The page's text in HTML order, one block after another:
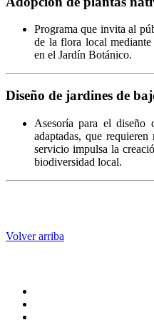
Programa que invita al
de la flora local
en el Jardín Botánico.
Diseño de jardines de
Asesoría para el diseño
adaptadas, que
servicio impulsa la
biodiversidad local.
Volver arriba